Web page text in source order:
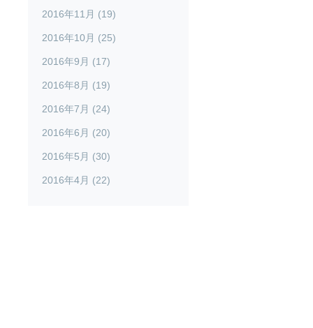
2016年11月 (19)
2016年10月 (25)
2016年9月 (17)
2016年8月 (19)
2016年7月 (24)
2016年6月 (20)
2016年5月 (30)
2016年4月 (22)